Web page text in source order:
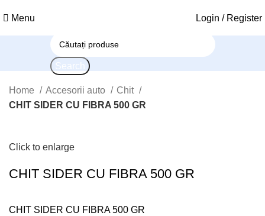
Menu Login / Register
Search
Home Accesorii auto
Chit
CHIT SIDER CU FIBRA 500 GR
Click to enlarge
CHIT SIDER CU FIBRA 500 GR
CHIT SIDER CU FIBRA 500 GR